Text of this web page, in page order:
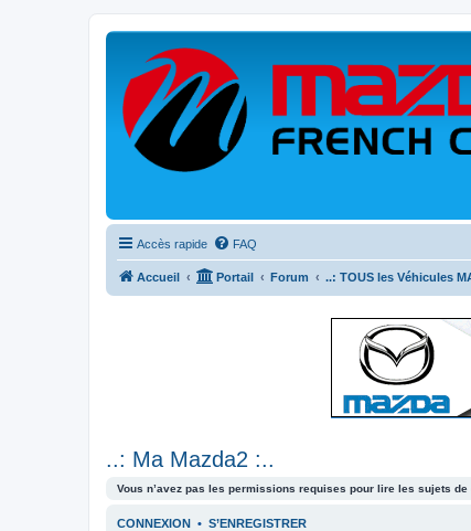
Accès rapide FAQ
Accueil Portail Forum ..: TOUS les Véhicules
..: Ma Mazda2 :..
Vous n’avez pas les permissions requises pour lire les sujets de
CONNEXION • S’ENREGISTRER